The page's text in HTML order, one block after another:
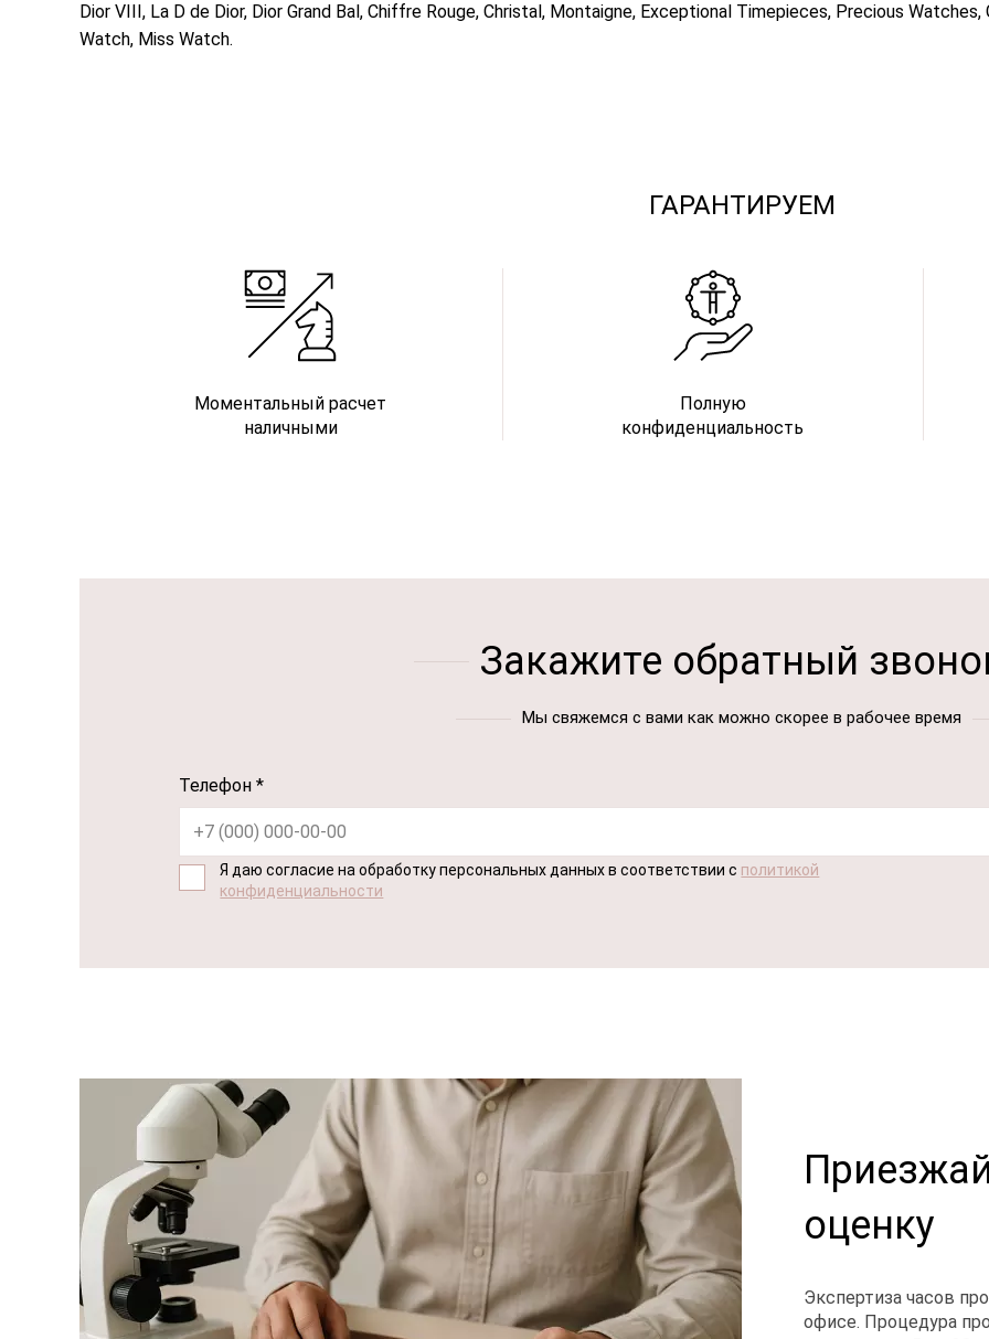
Dior VIII, La D de Dior, Dior Grand Bal, Chiffre Rouge, Christal, Montaigne, Exceptional Timepieces, Precious
Watch, Miss Watch.
ГАРАНТИРУЕМ
Моментальный расчет
наличными
Полную
конфиденциальность
Закажите обратный
Мы свяжемся с вами как можно скорее в рабочее время
Телефон *
Я даю согласие на обработку персональных данных в соответствии с политикой
конфиденциальности
оценку
Экспертиза часов
офисе. Процедура